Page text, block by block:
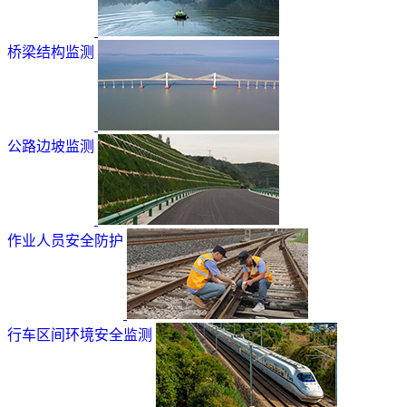
桥梁结构监测
公路边坡监测
作业人员安全防护
行车区间环境安全监测